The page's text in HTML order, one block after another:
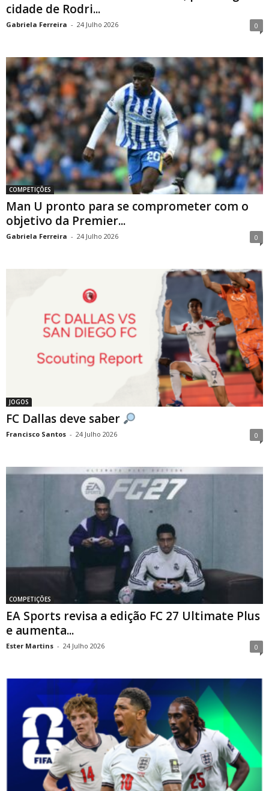
cidade de Rodri...
Gabriela Ferreira - 24 Julho 2026 0
COMPETIÇÕES
Man U pronto para se comprometer com o
objetivo da Premier...
Gabriela Ferreira - 24 Julho 2026 0
JOGOS
FC Dallas deve saber
Francisco Santos - 24 Julho 2026 0
COMPETIÇÕES
EA Sports revisa a edição FC 27 Ultimate Plus
e aumenta...
Ester Martins - 24 Julho 2026 0